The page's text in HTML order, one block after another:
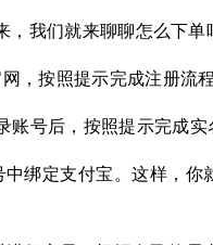
我们就来聊聊怎么下单
，按照提示完成注册流程
号后，按照提示完成实
绑定支付宝。这样，你